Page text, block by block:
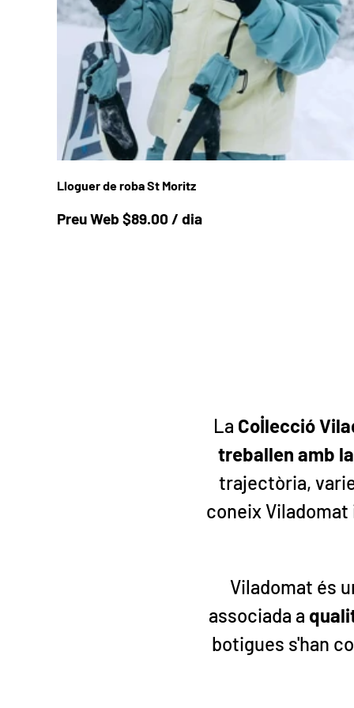
Lloguer de roba St Moritz
Preu a la botiga
Preu Web $89.00 / dia
La Col·lecció
treballen amb
trajectòria,
coneix
Viladomat és
associada a
botigues s'han